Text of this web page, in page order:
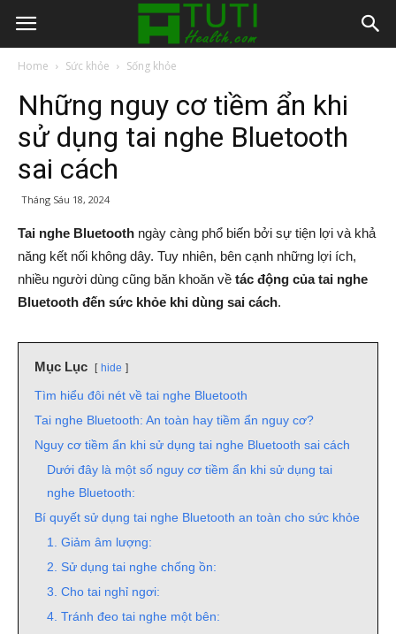
Home Sức khỏe Sống khỏe
Những nguy cơ tiềm ẩn khi
sử dụng tai nghe Bluetooth
sai cách
Tháng Sáu 18, 2024
Tai nghe Bluetooth ngày càng phổ biến bởi sự tiện lợi và khả
năng kết nối không dây. Tuy nhiên, bên cạnh những lợi ích,
nhiều người dùng cũng băn khoăn về tác động của tai nghe
Bluetooth đến sức khỏe khi dùng sai cách.
Mục Lục hide
Tìm hiểu đôi nét về tai nghe Bluetooth
Tai nghe Bluetooth: An toàn hay tiềm ẩn nguy cơ?
Nguy cơ tiềm ẩn khi sử dụng tai nghe Bluetooth sai cách
Dưới đây là một số nguy cơ tiềm ẩn khi sử dụng tai
nghe Bluetooth:
Bí quyết sử dụng tai nghe Bluetooth an toàn cho sức khỏe
1. Giảm âm lượng:
2. Sử dụng tai nghe chống ồn:
3. Cho tai nghỉ ngơi:
4. Tránh đeo tai nghe một bên: